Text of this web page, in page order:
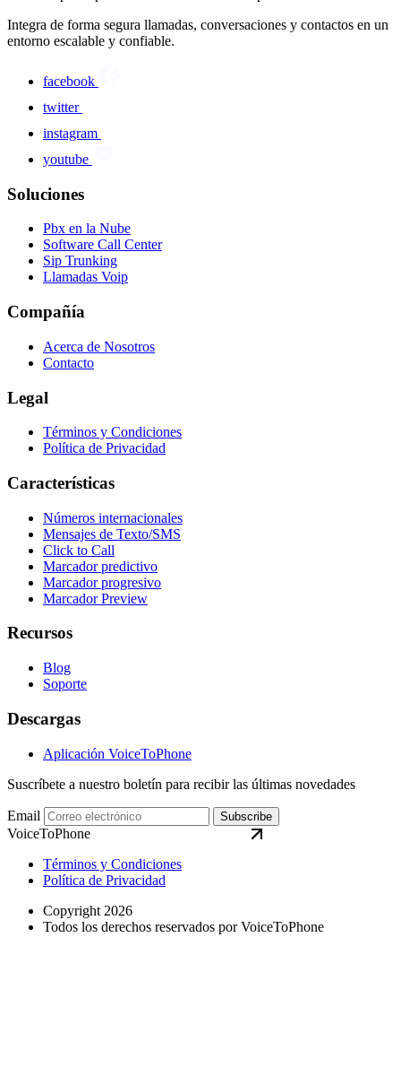
Integra de forma segura llamadas, conversaciones y contactos en un
entorno escalable y confiable.
facebook
twitter
instagram
youtube
Soluciones
Pbx en la Nube
Software Call Center
Sip Trunking
Llamadas Voip
Compañía
Acerca de Nosotros
Contacto
Legal
Términos y Condiciones
Política de Privacidad
Características
Números internacionales
Mensajes de Texto/SMS
Click to Call
Marcador predictivo
Marcador progresivo
Marcador Preview
Recursos
Blog
Soporte
Descargas
Aplicación VoiceToPhone
Suscríbete a nuestro boletín para recibir las últimas novedades
Email Subscribe
VoiceToPhone
Términos y Condiciones
Política de Privacidad
Copyright 2026
Todos los derechos reservados por VoiceToPhone